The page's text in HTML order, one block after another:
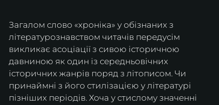
Загалом слово «хроніка» у обізнаних з
літературознавством читачів передусім
викликає асоціації з сивою історичною
давниною як один із середньовічних
історичних жанрів поряд з літописом. Чи
принаймні з його стилізацією у літературі
пізніших періодів. Хоча у стислому значенні